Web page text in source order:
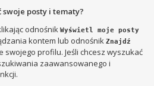
swoje posty i tematy?
odnośnikWyświetl moje posty
kontem lub odnośnikZnajdź
swojego profilu. Jeśli chcesz wyszukać
zaawansowanego i